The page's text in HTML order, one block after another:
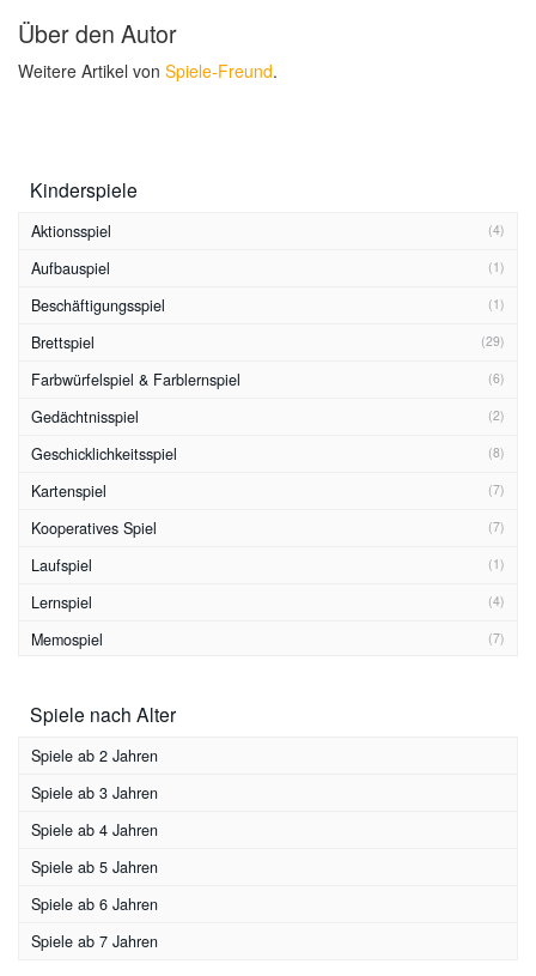
Über den Autor
Weitere Artikel von Spiele-Freund.
Kinderspiele
Aktionsspiel (4)
Aufbauspiel (1)
Beschäftigungsspiel (1)
Brettspiel (29)
Farbwürfelspiel & Farblernspiel (6)
Gedächtnisspiel (2)
Geschicklichkeitsspiel (8)
Kartenspiel (7)
Kooperatives Spiel (7)
Laufspiel (1)
Lernspiel (4)
Memospiel (7)
Ratespiel
Reaktionsspiel
Sammelspiel
Stapelspiel
Strategiespiel
Suchspiel
Wettlaufspiel
Spiele nach Alter
Spiele ab 2 Jahren
Spiele ab 3 Jahren
Spiele ab 4 Jahren
Spiele ab 5 Jahren
Spiele ab 6 Jahren
Spiele ab 7 Jahren